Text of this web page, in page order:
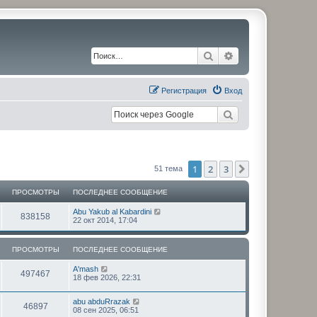
Поиск
Вход
Регистрация
51 тема 1 2 3
ПРОСМОТРЫ ПОСЛЕДНЕЕ СООБЩЕНИЕ
838158
р
о
П
о
л
д
н
е
е
о
б
Abu Yakub al Kabardini
22 окт 2014, 17:04
ПРОСМОТРЫ ПОСЛЕДНЕЕ СООБЩЕНИЕ
497467
р
П
о
л
е
д
A'mash
18 фев 2026, 22:31
46897П
П
о
abu abduRrazak
08 сен 2025, 06:51